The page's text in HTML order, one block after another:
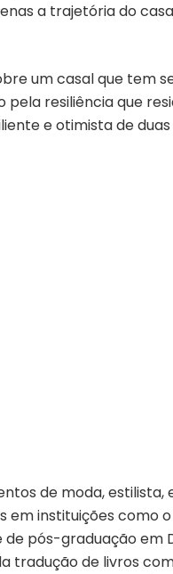
a trajetória do
um casal que tem
resiliência que
e otimista de duas
de moda, estilista,
em instituições como
pós-graduação em
tradução de livros